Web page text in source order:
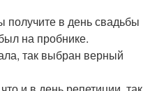
получите в день свадьбы
на пробнике.
так выбран верный